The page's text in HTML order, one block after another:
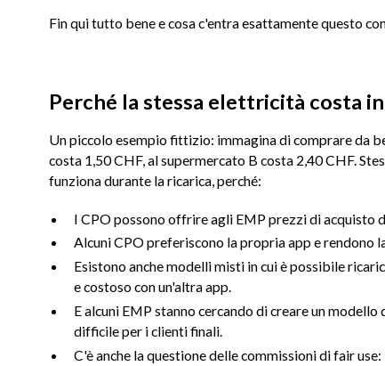
Fin qui tutto bene e cosa c'entra esattamente questo
Perché la stessa elettricità costa
Un piccolo esempio fittizio: immagina di comprare da
costa 1,50 CHF, al supermercato B costa 2,40 CHF.
funziona durante la ricarica, perché:
I CPO possono offrire agli EMP prezzi di acquisto
Alcuni CPO preferiscono la propria app e
Esistono anche modelli misti in cui è possibile
e costoso con un'altra app.
E alcuni EMP stanno cercando di creare un
difficile per i clienti finali.
C'è anche la questione delle commissioni di fair